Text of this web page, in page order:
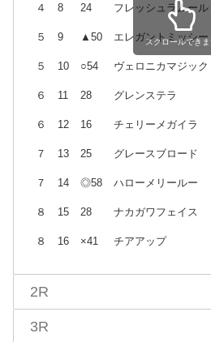
４ 8 24 フレッシュラムール
５ 9 ▲50 エレガントミッシー
５ 10 ○54 ヴェロニカマジック
６ 11 28 グレンステラ
６ 12 16 チェリーメガイラ
７ 13 25 グレースブロード
７ 14 ◎58 ハローメリールー
８ 15 28 ナカガワフェイス
８ 16 ×41 チアアップ
スクロールでき
2R
3R